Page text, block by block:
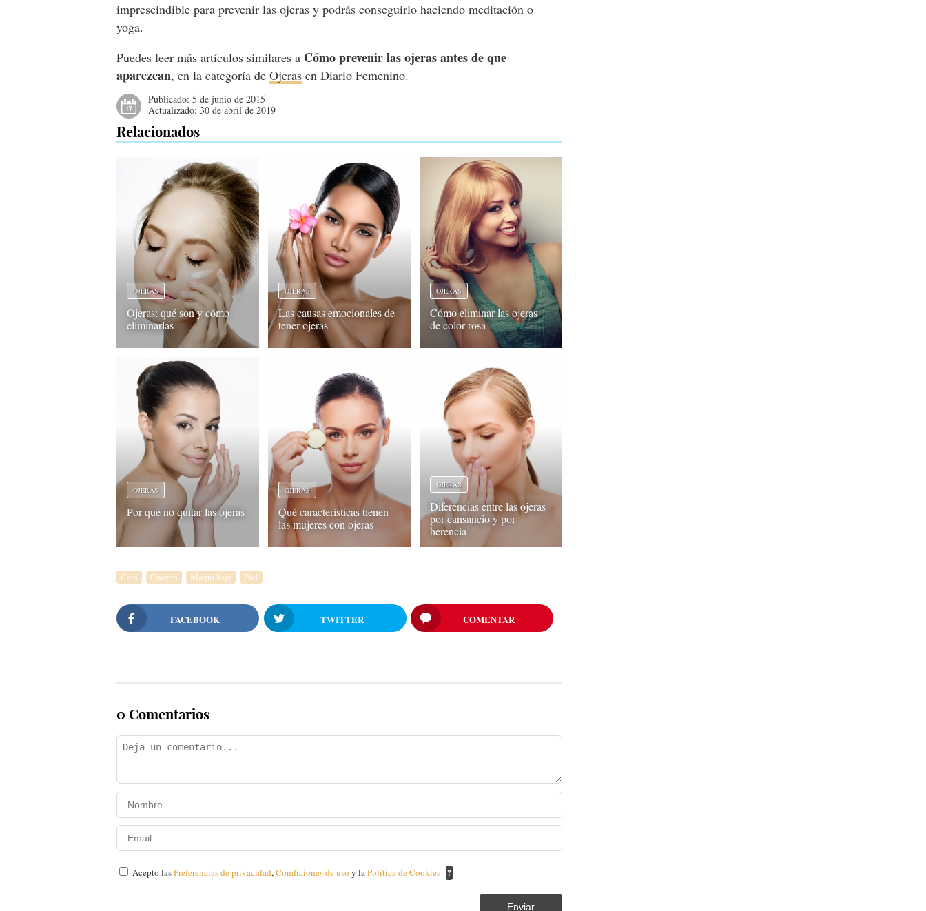
imprescindible para prevenir las ojeras y podrás conseguirlo haciendo meditación o
yoga.
Puedes leer más artículos similares a Cómo prevenir las ojeras antes de que
aparezcan, en la categoría deOjeras en Diario Femenino.
Publicado:5 de junio de 2015
Actualizado:30 de abril de 2019
Relacionados
OJERAS
Ojeras: qué son y cómo
eliminarlas
OJERAS
Las causas emocionales de
tener ojeras
OJERAS
Cómo eliminar las ojeras
de color rosa
OJERAS
Por qué no quitar las ojeras
OJERAS
Qué características tienen
las mujeres con ojeras
OJERAS
Diferencias entre las ojeras
por cansancio y por
herencia
Cara Cuerpo Maquillaje Piel
FACEBOOK TWITTER COMENTAR
0 Comentarios
Acepto lasPreferencias de privacidad,Condiciones de usoy laPolítica de Cookies ?
Enviar